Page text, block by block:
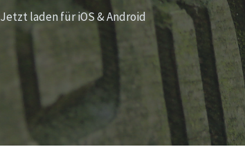
Jetzt laden für iOS & Android